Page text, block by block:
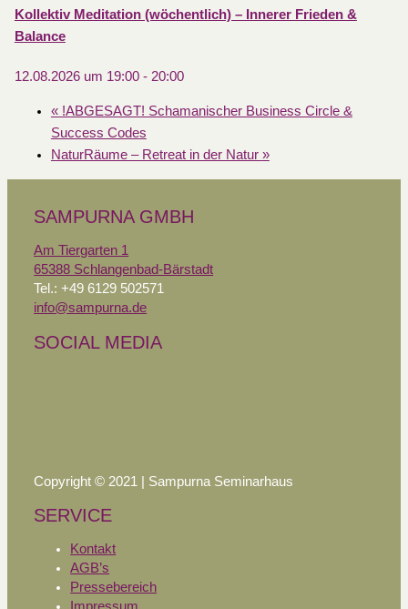
Kollektiv Meditation (wöchentlich) – Innerer Frieden &
Balance
12.08.2026 um 19:00- 20:00
«!ABGESAGT! Schamanischer Business Circle &
Success Codes
NaturRäume – Retreat in der Natur »
SAMPURNA GMBH
Am Tiergarten 1
65388 Schlangenbad-Bärstadt
Tel.: +49 6129 502571
info@sampurna.de
SOCIAL MEDIA
Copyright © 2021 | Sampurna Seminarhaus
SERVICE
Kontakt
AGB’s
Pressebereich